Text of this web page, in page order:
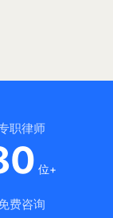
职律师
位+
费咨询